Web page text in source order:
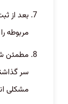
بعد از
مربوطه
مطمئن
سر
مشکلی